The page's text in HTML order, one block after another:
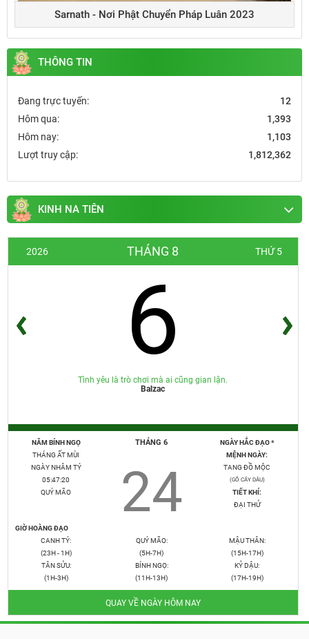
Sarnath - Nơi Phật Chuyển Pháp Luân 2023
THÔNG TIN
Đang trực tuyến:
12
Hôm qua:
1,393
Hôm nay:
1,103
Lượt truy cập:
1,812,362
KINH NA TIÊN
2026 THÁNG 8 THỨ 5
6
Tình yêu là trò chơi mà ai cũng gian lận.
Balzac
NĂM BÍNH NGỌ
THÁNG ẤT MÙI
NGÀY NHÂM TÝ
05:47:21
QUÝ MÃO
THÁNG 6
24
NGÀY HẮC ĐẠO *
MỆNH NGÀY:
TANG ĐỒ MỘC
(GỖ CÂY DÂU)
TIẾT KHÍ:
ĐẠI THỬ
GIỜ HOÀNG ĐẠO
CANH TÝ:
(23H - 1H)
TÂN SỬU:
(1H-3H)
QUÝ MÃO:
(5H-7H)
BÍNH NGỌ:
(11H-13H)
MẬU THÂN:
(15H-17H)
KỶ DẬU:
(17H-19H)
QUAY VỀ NGÀY HÔM NAY